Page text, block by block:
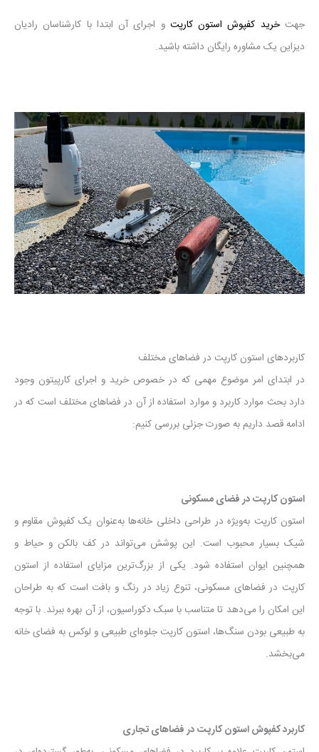
جهتخرید کفپوش استون کارپت و اجرای آن ابتدا با کارشناسان رادیان
دیزاین یک مشاوره رایگان داشته باشید.
کاربردهای استون کارپت در فضاهای مختلف
در ابتدای امر موضوع مهمی که در خصوص خرید و اجرای کارپیتون وجود
دارد بحث موارد کاربرد و موارد استفاده از آن در فضاهای مختلف است که در
ادامه قصد داریم به صورت جزئی بررسی کنیم:
استون کارپت در فضای مسکونی
استون کارپت به‌ویژه در طراحی داخلی خانه‌ها به‌عنوان یک کفپوش مقاوم و
شیک بسیار محبوب است. این پوشش می‌تواند در کف بالکن و حیاط و
همچنین ایوان استفاده شود. یکی از بزرگ‌ترین مزایای استفاده از استون
کارپت در فضاهای مسکونی، تنوع زیاد در رنگ و بافت است که به طراحان
این امکان را می‌دهد تا متناسب با سبک دکوراسیون، از آن بهره ببرند. با توجه
به طبیعی بودن سنگ‌ها، استون کارپت جلوه‌ای طبیعی و لوکس به فضای خانه
می‌بخشد.
کاربرد کفپوش استون کارپت در فضاهای تجاری